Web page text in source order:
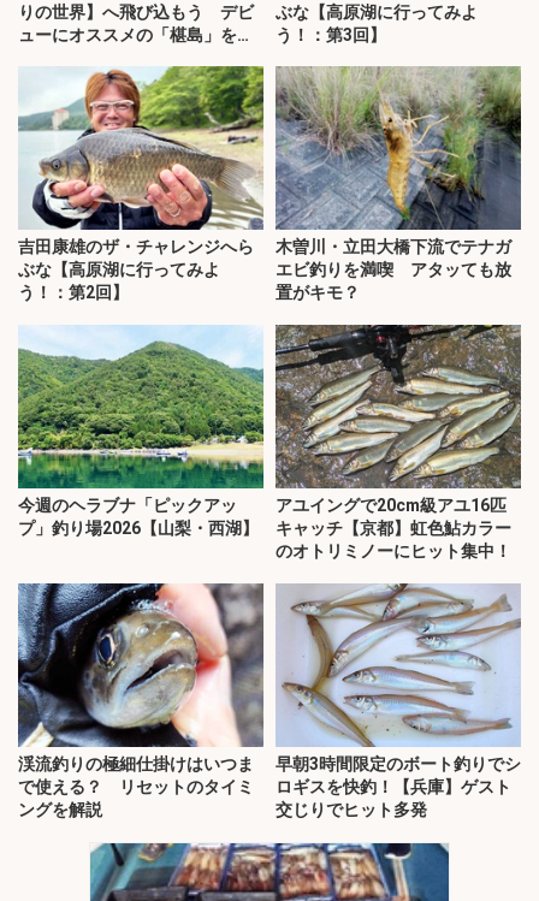
りの世界】へ飛び込もう デビ
ューにオススメの「椹島」を紹
ぶな【高原湖に行ってみよ
う！：第3回】
吉田康雄のザ・チャレンジへら
ぶな【高原湖に行ってみよ
う！：第2回】
木曽川・立田大橋下流でテナガ
エビ釣りを満喫 アタッても放
置がキモ？
今週のヘラブナ「ピックアッ
プ」釣り場2026【山梨・西湖】
アユイングで20cm級アユ16匹
キャッチ【京都】虹色鮎カラー
のオトリミノーにヒット集中！
渓流釣りの極細仕掛けはいつま
で使える？ リセットのタイミ
ングを解説
早朝3時間限定のボート釣りでシ
ロギスを快釣！【兵庫】ゲスト
交じりでヒット多発